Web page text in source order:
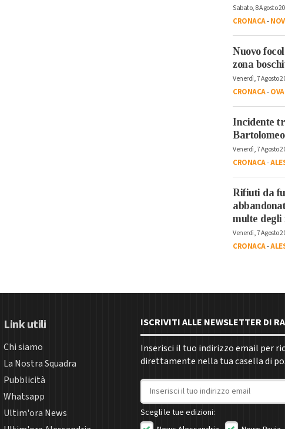
Sabato, 8 Agosto
CRONACA-
Nuovo
zona
Venerdì, 7 Agosto
CRONACA-
Incidente
Venerdì, 7 Agosto
CRONACA-
Rifiuti da
multe degli
Venerdì, 7 Agosto
CRONACA-
Link utili
Chi siamo
La Nostra Squadra
Pubblicità
Whatsapp
Ultim'ora News
ISCRIVITI ALLE NEWSLETTER DI
Inserisci il tuo indirizzo email per
direttamente nella tua casella di
Indirizzo email
Scegli le tue edizioni: